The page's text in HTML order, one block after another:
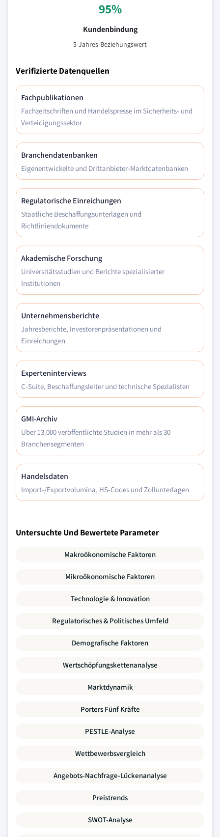
95%
Kundenbindung
5-Jahres-Beziehungswert
Verifizierte Datenquellen
Fachpublikationen
Fachzeitschriften und Handelspresse im Sicherheits- und
Verteidigungssektor
Branchendatenbanken
Eigenentwickelte und Drittanbieter-Marktdatenbanken
Regulatorische Einreichungen
Staatliche Beschaffungsunterlagen und
Richtliniendokumente
Akademische Forschung
Universitätsstudien und Berichte spezialisierter
Institutionen
Unternehmensberichte
Jahresberichte, Investorenpräsentationen und
Einreichungen
Experteninterviews
C-Suite, Beschaffungsleiter und technische Spezialisten
GMI-Archiv
Über 13.000 veröffentlichte Studien in mehr als 30
Branchensegmenten
Handelsdaten
Import-/Exportvolumina, HS-Codes und Zollunterlagen
Untersuchte Und Bewertete Parameter
Makroökonomische Faktoren
Mikroökonomische Faktoren
Technologie & Innovation
Regulatorisches & Politisches Umfeld
Demografische Faktoren
Wertschöpfungskettenanalyse
Marktdynamik
Porters Fünf Kräfte
PESTLE-Analyse
Wettbewerbsvergleich
Angebots-Nachfrage-Lückenanalyse
Preistrends
SWOT-Analyse